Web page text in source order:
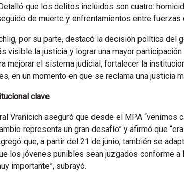
que los delitos incluidos son cuatro:
de muerte y enfrentamientos entre
por su parte, destacó la decisión política del
visible la justicia y lograr una mayor
mejorar el sistema judicial, fortalecer la
en un momento en que se reclama una justicia
clave
Vranicich aseguró que desde el MPA “venimos
representa un gran desafío” y afirmó que
que, a partir del 21 de junio, también se
los jóvenes punibles sean juzgados conforme a
importante”, subrayó.